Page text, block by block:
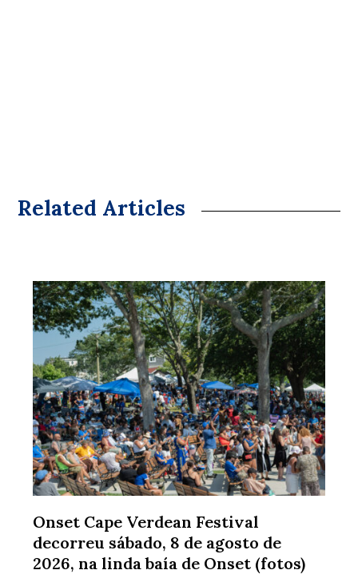
Related Articles
Onset Cape Verdean Festival
decorreu sábado, 8 de agosto de
2026, na linda baía de Onset (fotos)